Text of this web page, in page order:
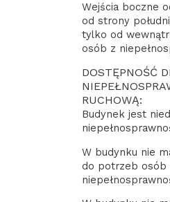
Wejścia boczne
od strony
tylko od
osób z
DOSTĘPNOŚĆ
RUCHOWĄ:
Budynek jest
W budynku nie
do potrzeb osób